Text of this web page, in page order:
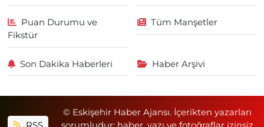
Puan Durumu ve
Fikstür
Tüm Manşetler
Son Dakika Haberleri Haber Arşivi
© Eskişehir Haber Ajansı. İçerikten yazarları